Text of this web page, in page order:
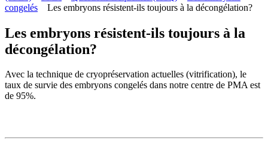
congelés
Les embryons résistent-ils toujours à la décongélation?
Les embryons résistent-ils toujours à la
décongélation?
Avec la technique de cryopréservation actuelles (vitrification), le
taux de survie des embryons congelés dans notre centre de PMA est
de 95%.